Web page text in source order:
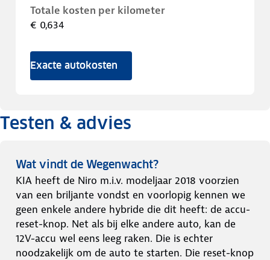
Totale kosten per kilometer
€ 0,634
Exacte autokosten
Testen & advies
Wat vindt de Wegenwacht?
KIA heeft de Niro m.i.v. modeljaar 2018 voorzien
van een briljante vondst en voorlopig kennen we
geen enkele andere hybride die dit heeft: de accu-
reset-knop. Net als bij elke andere auto, kan de
12V-accu wel eens leeg raken. Die is echter
noodzakelijk om de auto te starten. Die reset-knop